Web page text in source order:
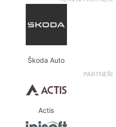
Škoda Auto
PARTNEŘI
Actis